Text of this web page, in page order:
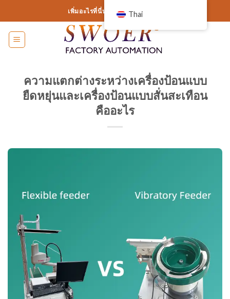
เนื้อหา
เพิ่มอะไรที่นี่หรือเพียงแค่ลบออก...
ความแตกต่างระหว่างเครื่องป้อนแบบ
ยืดหยุ่นและเครื่องป้อนแบบสั่นสะเทือน
คืออะไร
Thai